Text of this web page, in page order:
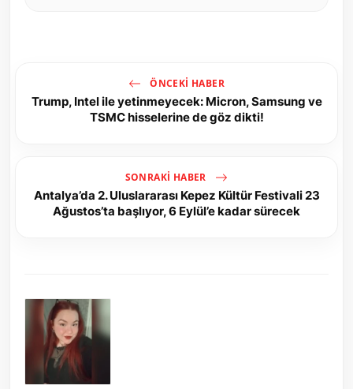
ÖNCEKI HABER
Trump, Intel ile yetinmeyecek: Micron, Samsung ve
TSMC hisselerine de göz dikti!
SONRAKI HABER
Antalya’da 2. Uluslararası Kepez Kültür Festivali 23
Ağustos’ta başlıyor, 6 Eylül’e kadar sürecek